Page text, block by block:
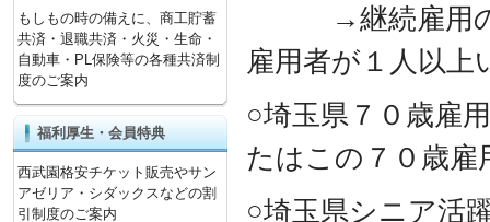
→継続雇用の上
雇用者が１人以上
○埼玉県７０歳雇
たはこの７０歳雇
○埼玉県シニア活
もしもの時の備えに、商工貯蓄
共済・退職共済・火災・生命・
自動車・PL保険等の各種共済制
度のご案内
福利厚生・会員特典
西武園格安チケット販売やサン
アゼリア・シダックスなどの割
引制度のご案内